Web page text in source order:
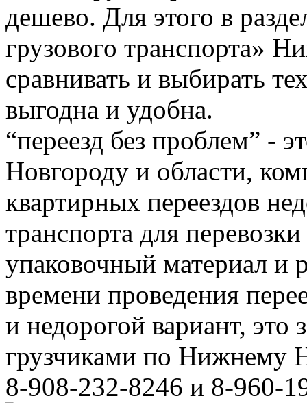
дешево. Для этого в
грузового транспорта»
сравнивать и выбирать
выгодна и удобна.
“переезд без проблем” -
Новгороду и области,
квартирных переездов
транспорта для
упаковочный материал и
времени проведения
и недорогой вариант, это
грузчиками по Нижнему
8-908-232-8246 и 8-960-